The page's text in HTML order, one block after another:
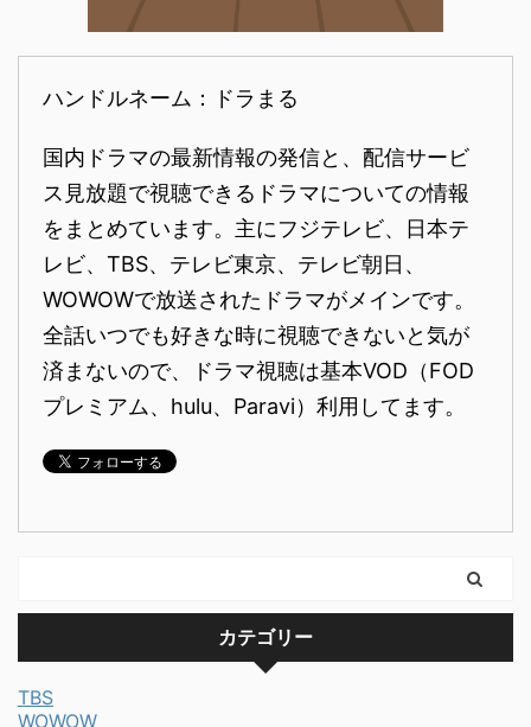
ハンドルネーム：ドラまる
国内ドラマの最新情報の発信と、配信サービ
ス見放題で視聴できるドラマについての情報
をまとめています。主にフジテレビ、日本テ
レビ、TBS、テレビ東京、テレビ朝日、
WOWOWで放送されたドラマがメインです。
全話いつでも好きな時に視聴できないと気が
済まないので、ドラマ視聴は基本VOD（FOD
プレミアム、hulu、Paravi）利用してます。
カテゴリー
TBS
WOWOW